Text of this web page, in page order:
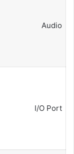
Audio
I/O Port